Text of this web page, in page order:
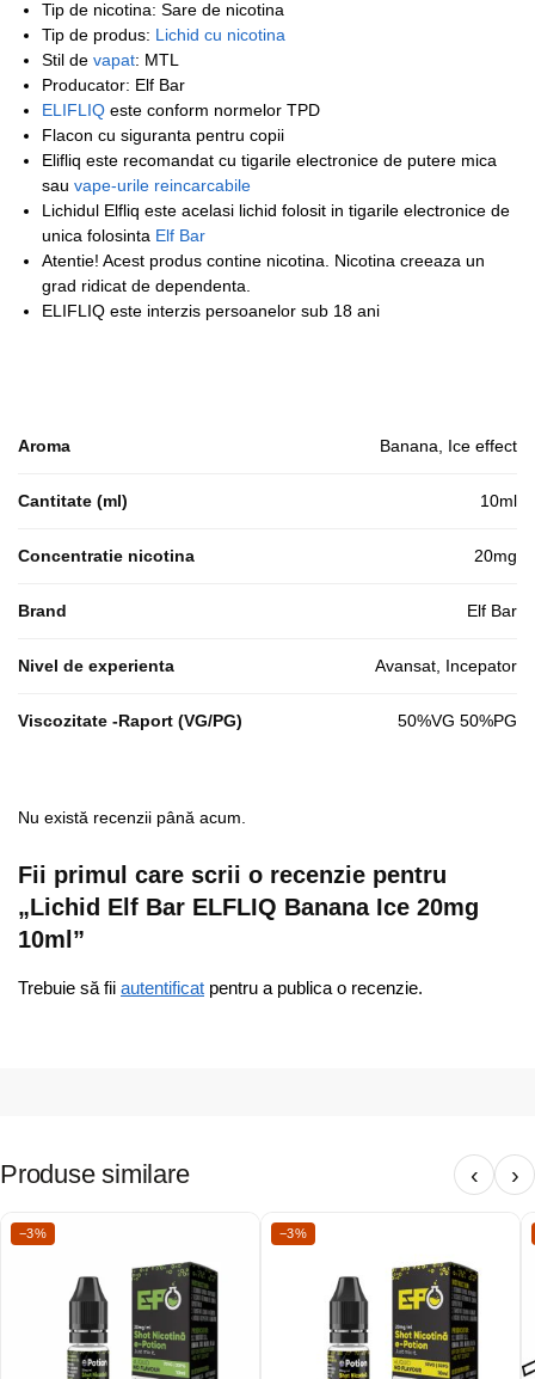
Tip de nicotina: Sare de nicotina
Tip de produs: Lichid cu nicotina
Stil de vapat: MTL
Producator: Elf Bar
ELIFLIQ este conform normelor TPD
Flacon cu siguranta pentru copii
Elifliq este recomandat cu tigarile electronice de putere mica
sau vape-urile reincarcabile
Lichidul Elfliq este acelasi lichid folosit in tigarile electronice de
unica folosinta Elf Bar
Atentie! Acest produs contine nicotina. Nicotina creeaza un
grad ridicat de dependenta.
ELIFLIQ este interzis persoanelor sub 18 ani
Aroma Banana, Ice effect
Cantitate (ml) 10ml
Concentratie nicotina 20mg
Brand Elf Bar
Nivel de experienta Avansat, Incepator
Viscozitate -Raport (VG/PG) 50%VG 50%PG
Nu există recenzii până acum.
Fii primul care scrii o recenzie pentru
„Lichid Elf Bar ELFLIQ Banana Ice 20mg
10ml”
Trebuie să fii autentificat pentru a publica o recenzie.
Produse similare ‹ ›
−3% −3%